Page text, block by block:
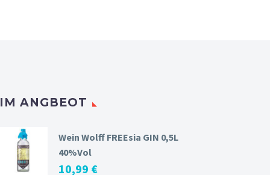
IM ANGBEOT
Wein Wolff FREEsia GIN 0,5L
40%Vol
10,99 €